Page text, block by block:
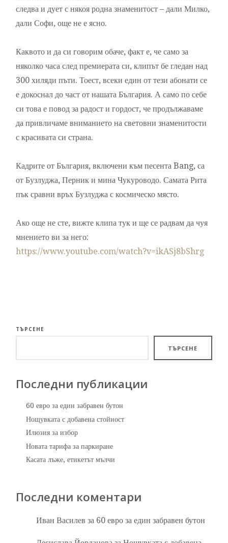
следва и дует с някоя родна знаменитост – дали Милко,
дали Софи, още не е ясно.
Каквото и да си говорим обаче, факт е, че само за
няколко часа след премиерата си, клипът бе гледан над
300 хиляди пъти. Тоест, всеки един от тези абонати се
е докоснал до част от нашата България. А само по себе
си това е повод за радост и гордост, че продължаваме
да привличаме вниманието на световни знаменитости
с красивата си страна.
Кадрите от България, включени към песента Bang, са
от Бузлуджа, Перник и мина Чукуроводо. Самата Рита
пък сравни връх Бузлуджа с космическо място.
Ако още не сте, вижте клипа тук и ще се радвам да чуя
мнението ви за него:
https://www.youtube.com/watch?v=ikASj8bShrg
ТЪРСЕНЕ
ТЪРСЕНЕ
Последни публикации
60 евро за един забравен бутон
Нощувката с добавена стойност
Илюзия за избор
Новата тарифа за паркиране
Касата лъже, етикетът мълчи
Последни коментари
Иван Василев за 60 евро за един забравен бутон